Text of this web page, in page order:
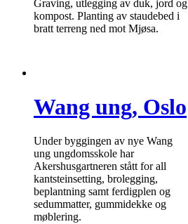
Graving, utlegging av duk, jord og
kompost. Planting av staudebed i
bratt terreng ned mot Mjøsa.
Wang ung, Oslo
Under byggingen av nye Wang
ung ungdomsskole har
Akershusgartneren stått for all
kantsteinsetting, brolegging,
beplantning samt ferdigplen og
sedummatter, gummidekke og
møblering.